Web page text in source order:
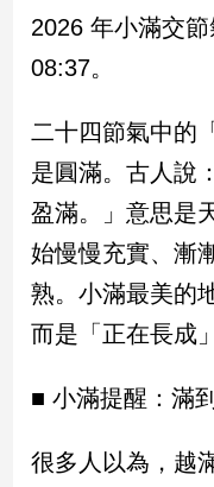
政
治
焦
點
品
點
民
調
國
焦
2026 年小滿交
08:37。
二十四節氣中的
是圓滿。古人說
盈滿。」意思是
始慢慢充實、漸
熟。小滿最美的
而是「正在長成
■ 小滿提醒：滿
很多人以為，越